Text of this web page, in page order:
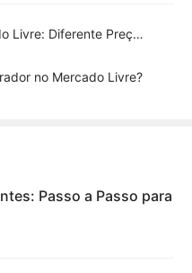
User Products do Mercado Livre: Diferente Preço por Variação
no Mercado Livre?
Passo a Passo para